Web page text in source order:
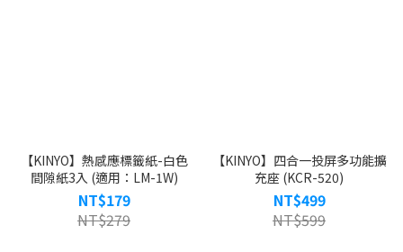
【KINYO】熱感應標籤紙-白色
間隙紙3入 (適用：LM-1W)
NT$179
NT$279
【KINYO】四合一投屏多功能擴
充座 (KCR-520)
NT$499
NT$599